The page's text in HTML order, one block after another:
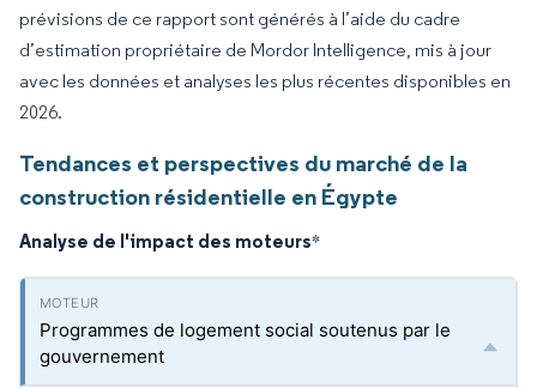
prévisions de ce rapport sont générés à l’aide du cadre
d’estimation propriétaire de Mordor Intelligence, mis à jour
avec les données et analyses les plus récentes disponibles en
2026.
Tendances et perspectives du marché de la
construction résidentielle en Égypte
Analyse de l'impact des moteurs*
Programmes de logement social soutenus par le
gouvernement